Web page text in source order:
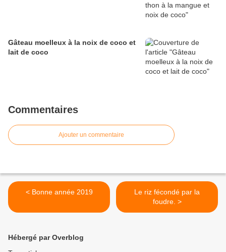
Gâteau moelleux à la noix de coco et
lait de coco
Commentaires
Ajouter un commentaire
< Bonne année 2019
Le riz fécondé par la
foudre. >
Hébergé par Overblog